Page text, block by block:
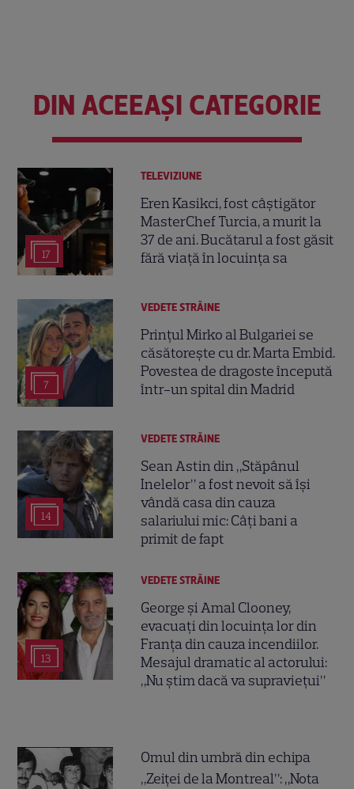
DIN ACEEAȘI CATEGORIE
17
TELEVIZIUNE
Eren Kasikci, fost câștigător
MasterChef Turcia, a murit la
37 de ani. Bucătarul a fost găsit
fără viață în locuința sa
7
VEDETE STRĂINE
Prințul Mirko al Bulgariei se
căsătorește cu dr. Marta Embid.
Povestea de dragoste începută
într-un spital din Madrid
14
VEDETE STRĂINE
Sean Astin din „Stăpânul
Inelelor” a fost nevoit să își
vândă casa din cauza
salariului mic: Câți bani a
primit de fapt
13
VEDETE STRĂINE
George și Amal Clooney,
evacuați din locuința lor din
Franța din cauza incendiilor.
Mesajul dramatic al actorului:
„Nu știm dacă va supraviețui”
Omul din umbră din echipa
„Zeiței de la Montreal”: „Nota